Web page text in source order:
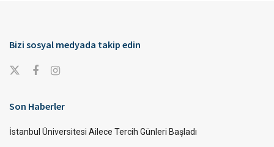
Bizi sosyal medyada takip edin
Son Haberler
İstanbul Üniversitesi Ailece Tercih Günleri Başladı